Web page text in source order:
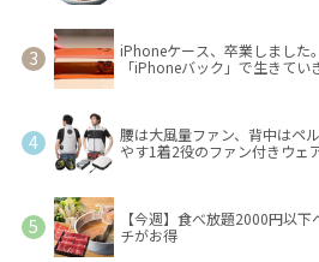
iPhoneケース、卒業しました
「iPhoneバック」で生きてい
腰は大風量ファン、背中はペ
やす1着2役のファン付きウェ
【今週】食べ放題2000円以
チがお得